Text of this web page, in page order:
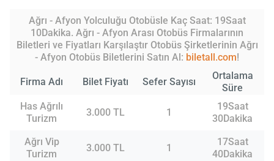
Ağrı - Afyon Yolculuğu Otobüsle Kaç Saat: 19Saat
10Dakika. Ağrı - Afyon Arası Otobüs Firmalarının
Biletleri ve Fiyatları Karşılaştır Otobüs Şirketlerinin Ağrı
- Afyon Otobüs Biletlerini Satın Al: biletall.com!
Firma Adı Bilet Fiyatı Sefer Sayısı
Ortalama
Süre
Has Ağrılı
Turizm
3.000 TL 1
19Saat
30Dakika
Ağrı Vip
Turizm
3.000 TL 1
17Saat
40Dakika